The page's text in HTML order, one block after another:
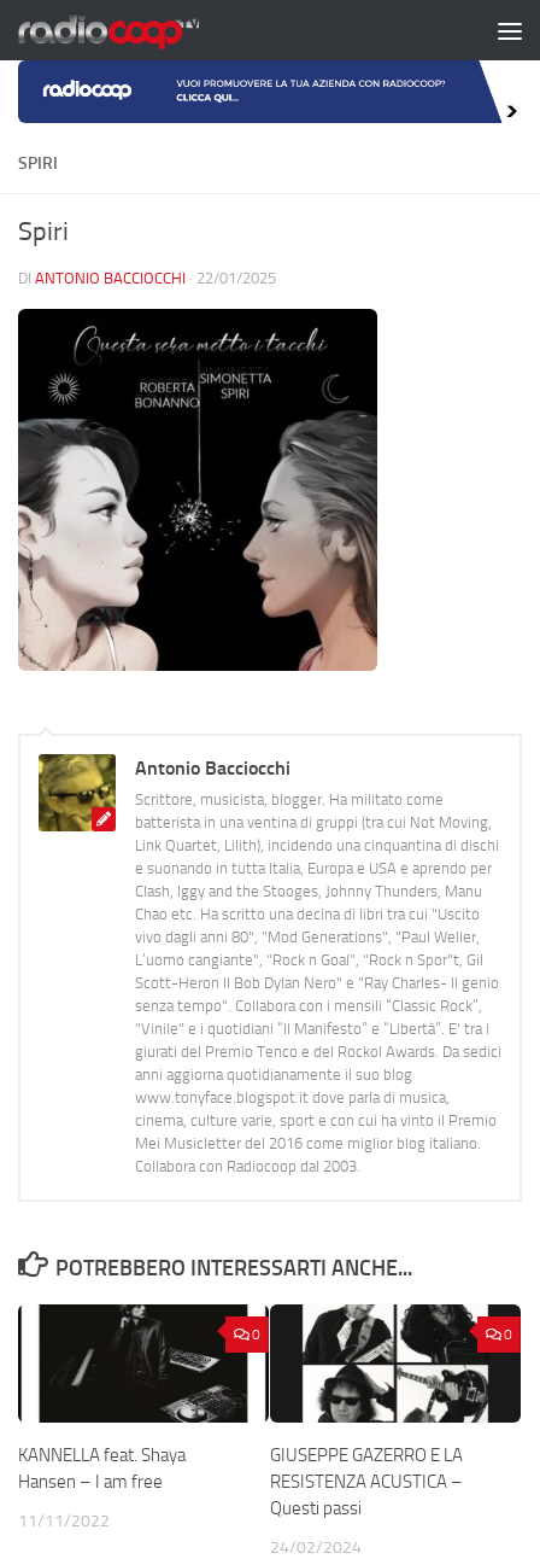
Salta al contenuto
SPIRI
Spiri
DI ANTONIO BACCIOCCHI · 22/01/2025
Antonio Bacciocchi
Scrittore, musicista, blogger. Ha militato come
batterista in una ventina di gruppi (tra cui Not Moving,
Link Quartet, Lilith), incidendo una cinquantina di dischi
e suonando in tutta Italia, Europa e USA e aprendo per
Clash, Iggy and the Stooges, Johnny Thunders, Manu
Chao etc. Ha scritto una decina di libri tra cui "Uscito
vivo dagli anni 80", "Mod Generations", "Paul Weller,
L’uomo cangiante", "Rock n Goal", "Rock n Spor"t, Gil
Scott-Heron Il Bob Dylan Nero" e "Ray Charles- Il genio
senza tempo". Collabora con i mensili “Classic Rock”,
"Vinile" e i quotidiani “Il Manifesto” e “Libertà”. E' tra i
giurati del Premio Tenco e del Rockol Awards. Da sedici
anni aggiorna quotidianamente il suo blog
www.tonyface.blogspot.it dove parla di musica,
cinema, culture varie, sport e con cui ha vinto il Premio
Mei Musicletter del 2016 come miglior blog italiano.
Collabora con Radiocoop dal 2003.
POTREBBERO INTERESSARTI ANCHE...
0
KANNELLA feat. Shaya
Hansen – I am free
11/11/2022
0
GIUSEPPE GAZERRO E LA
RESISTENZA ACUSTICA –
Questi passi
24/02/2024